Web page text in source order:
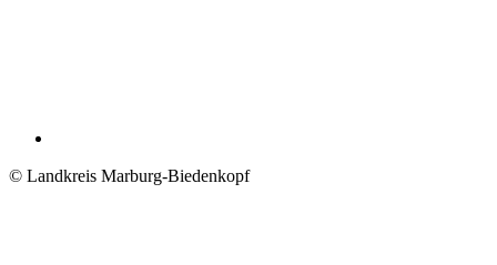
© Landkreis Marburg-Biedenkopf